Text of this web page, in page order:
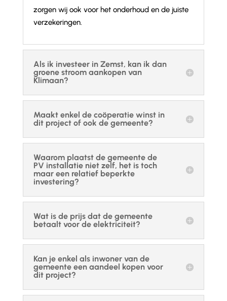
zorgen wij ook voor het onderhoud en de juiste
verzekeringen.
Als ik investeer in Zemst, kan ik dan
groene stroom aankopen van
Klimaan?
Maakt enkel de coöperatie winst in
dit project of ook de gemeente?
Waarom plaatst de gemeente de
PV installatie niet zelf, het is toch
maar een relatief beperkte
investering?
Wat is de prijs dat de gemeente
betaalt voor de elektriciteit?
Kan je enkel als inwoner van de
gemeente een aandeel kopen voor
dit project?